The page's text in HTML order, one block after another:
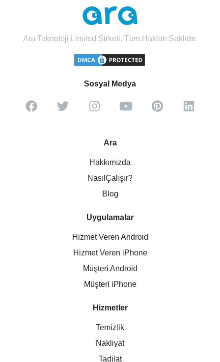
Ara Teknoloji Limited Şirketi. Tüm Hakları Saklıdır.
Sosyal Medya
Ara
Hakkımızda
NasılÇalışır?
Blog
Uygulamalar
Hizmet Veren Android
Hizmet Veren iPhone
Müşteri Android
Müşteri iPhone
Hizmetler
Temizlik
Nakliyat
Tadilat